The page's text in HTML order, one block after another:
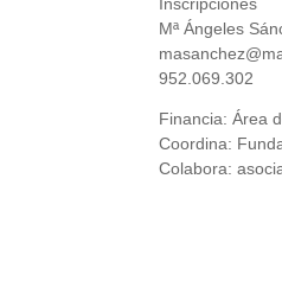
Mª Ángeles
952.069.302
Financia: Área
Coordina:
Colabora: